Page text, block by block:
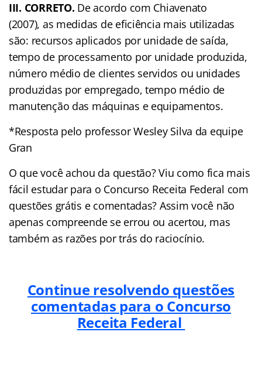
III. CORRETO. De acordo com Chiavenato
(2007), as medidas de eficiência mais utilizadas
são: recursos aplicados por unidade de saída,
tempo de processamento por unidade produzida,
número médio de clientes servidos ou unidades
produzidas por empregado, tempo médio de
manutenção das máquinas e equipamentos.
*Resposta pelo professor Wesley Silva da equipe
Gran
O que você achou da questão? Viu como fica mais
fácil estudar para o Concurso Receita Federal com
questões grátis e comentadas? Assim você não
apenas compreende se errou ou acertou, mas
também as razões por trás do raciocínio.
Continue resolvendo questões
comentadas para o Concurso
Receita Federal